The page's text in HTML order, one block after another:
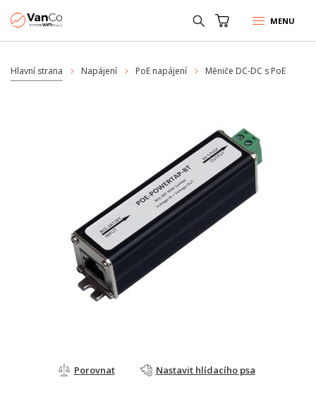
MENU
Hlavní strana Napájení PoE napájení Měniče DC-DC s PoE
Porovnat Nastavit hlídacího psa